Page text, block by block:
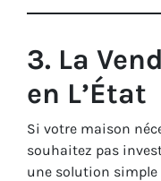
3. La
en L’État
Si votre maison
souhaitez pas
une solution simple